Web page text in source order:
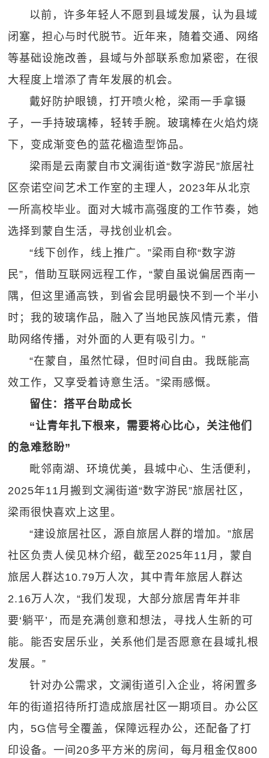
以前，许多年轻人不愿到县域发展，认为县域
闭塞，担心与时代脱节。近年来，随着交通、网络
等基础设施改善，县域与外部联系愈加紧密，在很
大程度上增添了青年发展的机会。
戴好防护眼镜，打开喷火枪，梁雨一手拿镊
子，一手持玻璃棒，轻转手腕。玻璃棒在火焰灼烧
下，变成渐变色的蓝花楹造型饰品。
梁雨是云南蒙自市文澜街道“数字游民”旅居社
区奈诺空间艺术工作室的主理人，2023年从北京
一所高校毕业。面对大城市高强度的工作节奏，她
选择到蒙自生活，寻找创业机会。
“线下创作，线上推广。”梁雨自称“数字游
民”，借助互联网远程工作，“蒙自虽说偏居西南一
隅，但这里通高铁，到省会昆明最快不到一个半小
时；我的玻璃作品，融入了当地民族风情元素，借
助网络传播，对外面的人更有吸引力。”
“在蒙自，虽然忙碌，但时间自由。我既能高
效工作，又享受着诗意生活。”梁雨感慨。
留住：搭平台助成长
“让青年扎下根来，需要将心比心，关注他们
的急难愁盼”
毗邻南湖、环境优美，县城中心、生活便利，
2025年11月搬到文澜街道“数字游民”旅居社区，
梁雨很快喜欢上这里。
“建设旅居社区，源自旅居人群的增加。”旅居
社区负责人侯见林介绍，截至2025年11月，蒙自
旅居人群达10.79万人次，其中青年旅居人群达
2.16万人次，“我们发现，大部分旅居青年并非
要‘躺平’，而是充满创意和想法，寻找人生新的可
能。能否安居乐业，关系他们是否愿意在县域扎根
发展。”
针对办公需求，文澜街道引入企业，将闲置多
年的街道招待所打造成旅居社区一期项目。办公区
内，5G信号全覆盖，保障远程办公，还配备了打
印设备。一间20多平方米的房间，每月租金仅800